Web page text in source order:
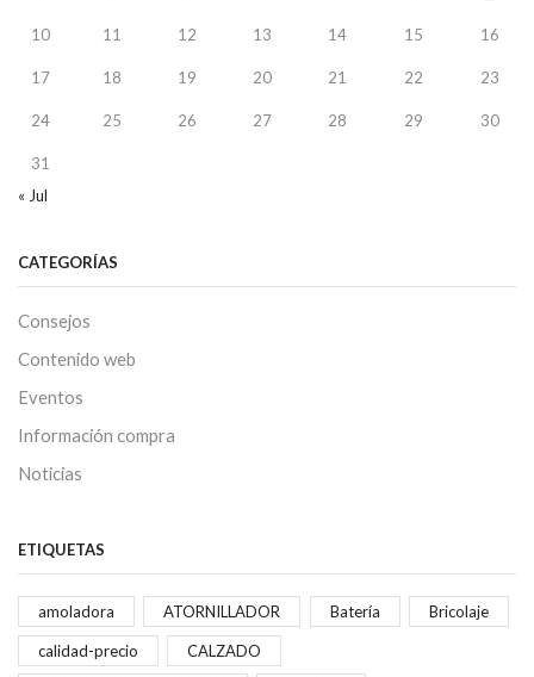
10 11 12 13 14 15 16
17 18 19 20 21 22 23
24 25 26 27 28 29 30
31
« Jul
CATEGORÍAS
Consejos
Contenido web
Eventos
Información compra
Noticias
ETIQUETAS
amoladora ATORNILLADOR Batería Bricolaje
calidad-precio CALZADO